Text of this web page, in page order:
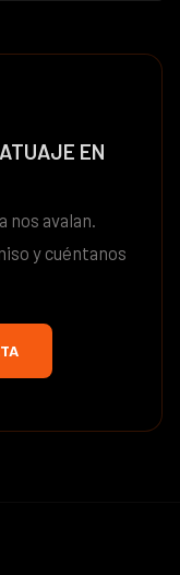
EN
nos avalan.
y cuéntanos